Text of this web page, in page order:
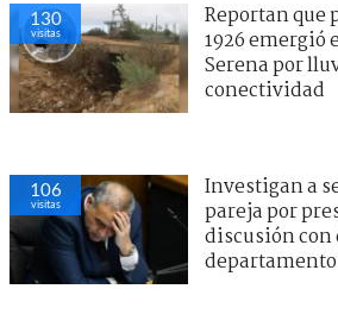
130
visitas
Reportan que
1926 emergió
Serena por
conectividad
106
visitas
Investigan a
pareja por
discusión con
departamento